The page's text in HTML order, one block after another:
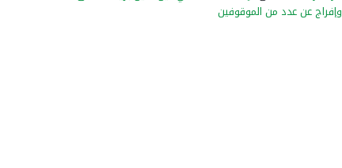
وإفراج عن عدد من الموقوفين